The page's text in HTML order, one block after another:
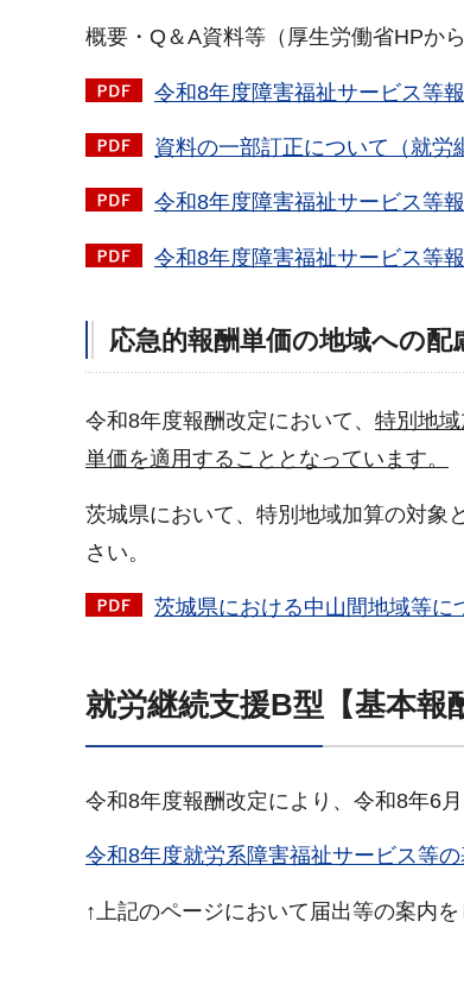
概要・Q＆A資料等（厚生労働省HPから
令和8年度障害福祉サービス等
資料の一部訂正について（就労
令和8年度障害福祉サービス等
令和8年度障害福祉サービス等
応急的報酬単価の地域への配
令和8年度報酬改定において、 特別地
単価を適用することとなっています。
茨城県において、特別地域加算の対象
さい。
茨城県における中山間地域等に
就労継続支援B型【基本報
令和8年度報酬改定により、令和8年6
令和8年度就労系障害福祉サービス等
↑上記のページにおいて届出等の案内